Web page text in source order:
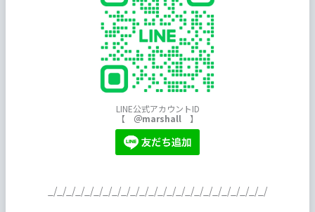
LINE公式アカウントID
【 ＠marshall 】
_/_/_/_/_/_/_/_/_/_/_/_/_/_/_/_/_/_/_/_/_/_/_/_/